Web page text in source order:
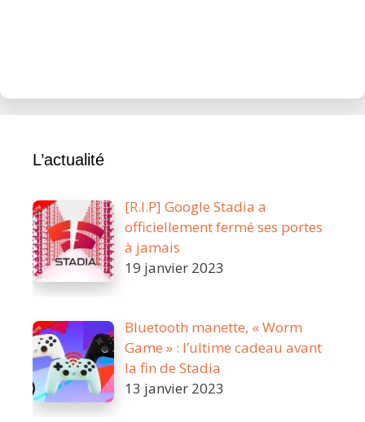
L’actualité
[R.I.P] Google Stadia a
officiellement fermé ses portes
à jamais
19 janvier 2023
Bluetooth manette, « Worm
Game » : l’ultime cadeau avant
la fin de Stadia
13 janvier 2023